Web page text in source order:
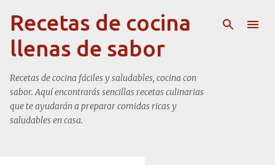
Ir al contenido principal
Recetas de cocina
llenas de sabor
Recetas de cocina fáciles y saludables, cocina con
sabor. Aquí encontrarás sencillas recetas culinarias
que te ayudarán a preparar comidas ricas y
saludables en casa.